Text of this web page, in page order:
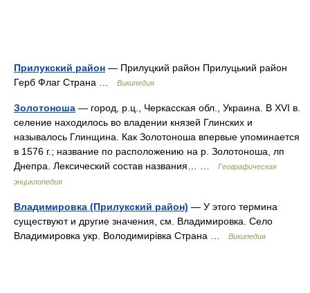
Прилукский район — Прилуцкий район Прилуцький район
Герб Флаг Страна …
Википедия
Золотоноша — город, р.ц., Черкасская обл., Украина. В XVI в.
селение находилось во владении князей Глинских и
называлось Глинщина. Как Золотоноша впервые упоминается
в 1576 г.; название по расположению на р. Золотоноша, лп
Днепра. Лексический состав названия… …
Географическая
энциклопедия
Владимировка (Прилукский район) — У этого термина
существуют и другие значения, см. Владимировка. Село
Владимировка укр. Володимирівка Страна …
Википедия